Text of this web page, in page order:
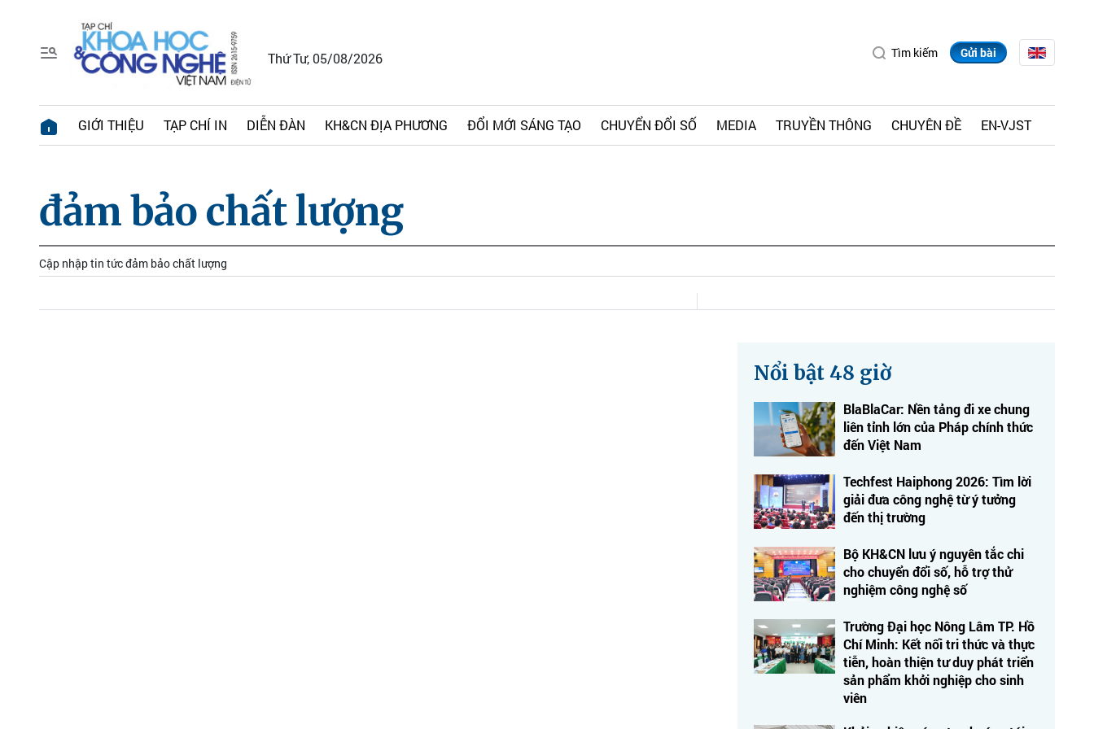
Thứ Tư, 05/08/2026 Tìm kiếm Gửi bài
GIỚI THIỆU TẠP CHÍ IN DIỄN ĐÀN KH&CN ĐỊA PHƯƠNG ĐỔI MỚI SÁNG TẠO CHUYỂN ĐỔI SỐ MEDIA TRUYỀN THÔNG CHUYÊN ĐỀ EN-VJST
đảm bảo chất lượng
Cập nhập tin tức đảm bảo chất lượng
Nổi bật 48 giờ
BlaBlaCar: Nền tảng đi xe chung
liên tỉnh lớn của Pháp chính thức
đến Việt Nam
Techfest Haiphong 2026: Tìm lời
giải đưa công nghệ từ ý tưởng
đến thị trường
Bộ KH&CN lưu ý nguyên tắc chi
cho chuyển đổi số, hỗ trợ thử
nghiệm công nghệ số
Trường Đại học Nông Lâm TP. Hồ
Chí Minh: Kết nối tri thức và thực
tiễn, hoàn thiện tư duy phát triển
sản phẩm khởi nghiệp cho sinh
viên